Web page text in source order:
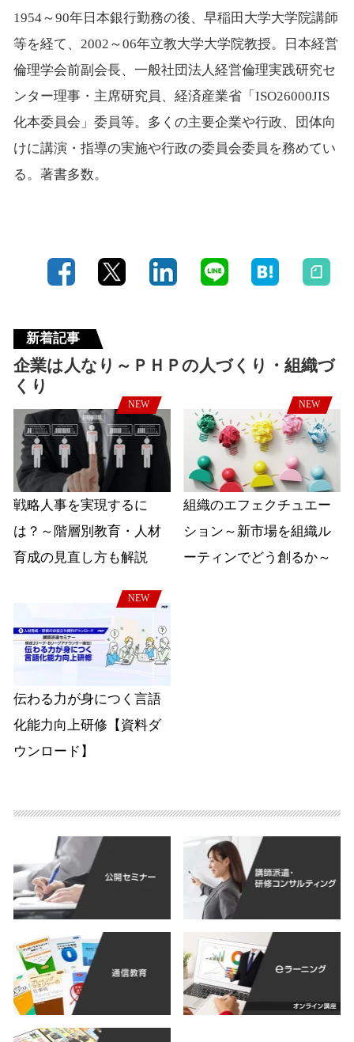
1954～90年日本銀行勤務の後、早稲田大学大学院講師
等を経て、2002～06年立教大学大学院教授。日本経営
倫理学会前副会長、一般社団法人経営倫理実践研究セ
ンター理事・主席研究員、経済産業省「ISO26000JIS
化本委員会」委員等。多くの主要企業や行政、団体向
けに講演・指導の実施や行政の委員会委員を務めてい
る。著書多数。
新着記事
企業は人なり～ＰＨＰの人づくり・組織づ
くり
NEW
戦略人事を実現するに
は？～階層別教育・人材
育成の見直し方も解説
NEW
組織のエフェクチュエー
ション～新市場を組織ル
ーティンでどう創るか～
NEW
伝わる力が身につく言語
化能力向上研修【資料ダ
ウンロード】